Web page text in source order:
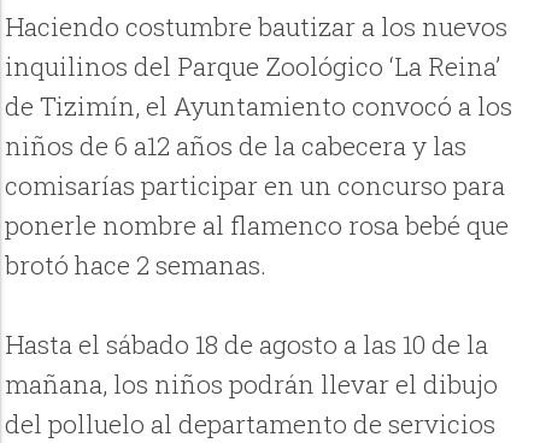
Haciendo costumbre bautizar a los nuevos
inquilinos del Parque Zoológico ‘La Reina’
de Tizimín, el Ayuntamiento convocó a los
niños de 6 a12 años de la cabecera y las
comisarías participar en un concurso para
ponerle nombre al flamenco rosa bebé que
brotó hace 2 semanas.
Hasta el sábado 18 de agosto a las 10 de la
mañana, los niños podrán llevar el dibujo
del polluelo al departamento de servicios